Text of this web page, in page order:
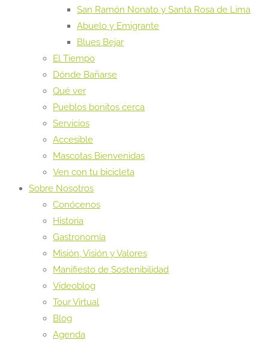
San Ramón Nonato y Santa Rosa de Lima
Abuelo y Emigrante
Blues Bejar
El Tiempo
Dónde Bañarse
Qué ver
Pueblos bonitos cerca
Servicios
Accesible
Mascotas Bienvenidas
Ven con tu bicicleta
Sobre Nosotros
Conócenos
Historia
Gastronomía
Misión, Visión y Valores
Manifiesto de Sostenibilidad
Videoblog
Tour Virtual
Blog
Agenda